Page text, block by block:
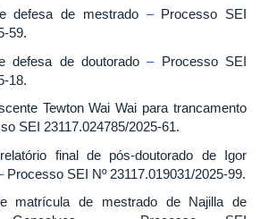
defesa de mestrado –Processo SEI
59.
defesa de doutorado–Processo SEI
18.
Tewton Wai Wai para trancamento
SEI 23117.024785/2025-61.
final de pós-doutorado de Igor
Processo SEI Nº 23117.019031/2025-99.
matrícula de mestrado de Najilla de